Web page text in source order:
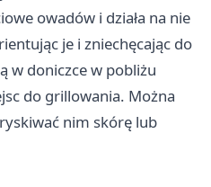
owadów i działa na nie
je i zniechęcając do
w doniczce w pobliżu
do grillowania. Można
nim skórę lub